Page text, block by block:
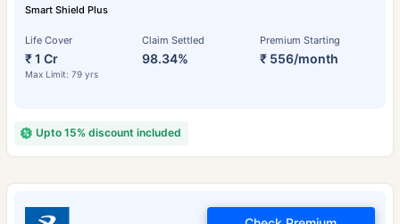
Smart Shield Plus
Life Cover
₹ 1 Cr
Max Limit: 79 yrs
Claim Settled
98.34%
Premium Starting
₹ 556/month
Upto 15% discount included